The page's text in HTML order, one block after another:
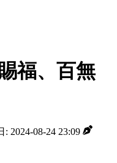
福、百無
: 2024-08-24 23:09